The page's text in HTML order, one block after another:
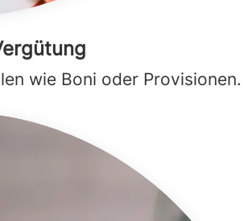
wie Boni oder Provisionen.